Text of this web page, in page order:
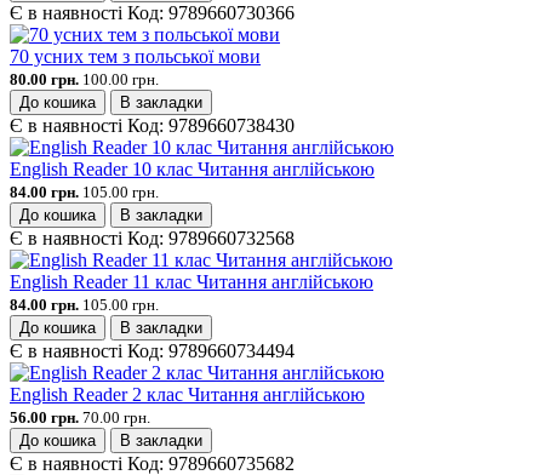
Є в наявності Код: 9789660730366
70 усних тем з польської мови
80.00 грн. 100.00 грн.
До кошика
В закладки
Є в наявності Код: 9789660738430
English Reader 10 клас Читання англійською
84.00 грн. 105.00 грн.
До кошика
В закладки
Є в наявності Код: 9789660732568
English Reader 11 клас Читання англійською
84.00 грн. 105.00 грн.
До кошика
В закладки
Є в наявності Код: 9789660734494
English Reader 2 клас Читання англійською
56.00 грн. 70.00 грн.
До кошика
В закладки
Є в наявності Код: 9789660735682